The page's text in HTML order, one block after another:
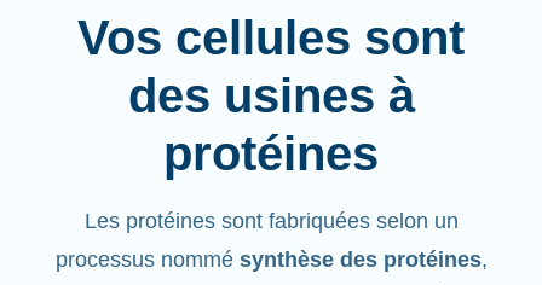
Vos cellules sont
des usines à
protéines
Les protéines sont fabriquées selon un
processus nommé synthèse des protéines,